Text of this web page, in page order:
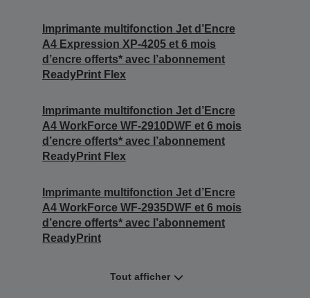
Imprimante multifonction Jet d’Encre
A4 Expression XP-4205 et 6 mois
d’encre offerts* avec l’abonnement
ReadyPrint Flex
Imprimante multifonction Jet d’Encre
A4 WorkForce WF-2910DWF et 6 mois
d’encre offerts* avec l’abonnement
ReadyPrint Flex
Imprimante multifonction Jet d’Encre
A4 WorkForce WF-2935DWF et 6 mois
d’encre offerts* avec l’abonnement
ReadyPrint
Tout afficher